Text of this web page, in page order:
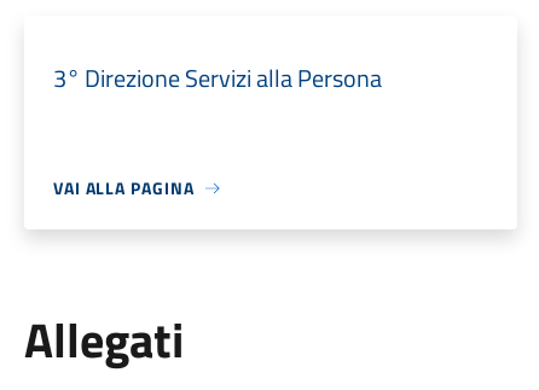
3° Direzione Servizi alla Persona
VAI ALLA PAGINA
Allegati